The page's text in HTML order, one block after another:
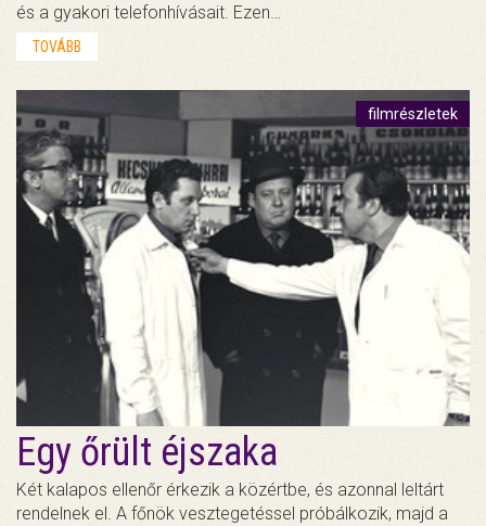
és a gyakori telefonhívásait. Ezen…
TOVÁBB
filmrészletek
Egy őrült éjszaka
Két kalapos ellenőr érkezik a közértbe, és azonnal leltárt
rendelnek el. A főnök vesztegetéssel próbálkozik, majd a